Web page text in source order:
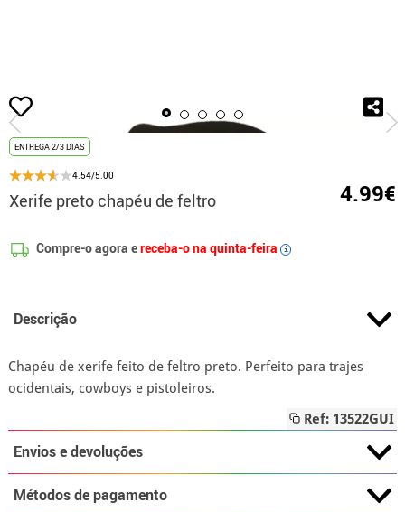
início
ENTREGA 2/3 DIAS
4.54/5.00
Xerife preto chapéu de feltro 4.99€
Compre-o agora ereceba-o na quinta-feira i
Descrição
Chapéu de xerife feito de feltro preto. Perfeito para trajes
ocidentais, cowboys e pistoleiros.
Ref: 13522GUI
Envios e devoluções
Métodos de pagamento